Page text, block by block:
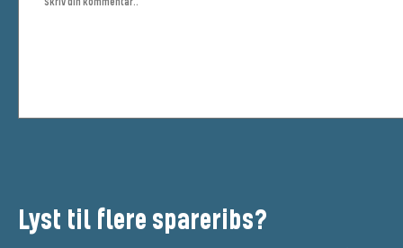
Lyst til flere spareribs?